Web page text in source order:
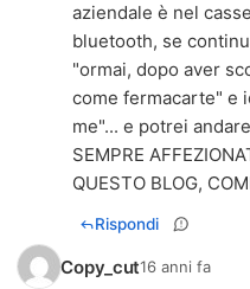
aziendale è nel
bluetooth, se
"ormai, dopo aver
come fermacarte" e
me"... e potrei
SEMPRE
QUESTO BLOG,
Rispondi
Copy_cut16 anni fa